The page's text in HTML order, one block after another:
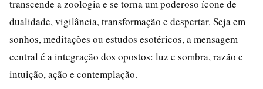
transcende a zoologia e se torna um poderoso ícone de
dualidade, vigilância, transformação e despertar. Seja em
sonhos, meditações ou estudos esotéricos, a mensagem
central é a integração dos opostos: luz e sombra, razão e
intuição, ação e contemplação.